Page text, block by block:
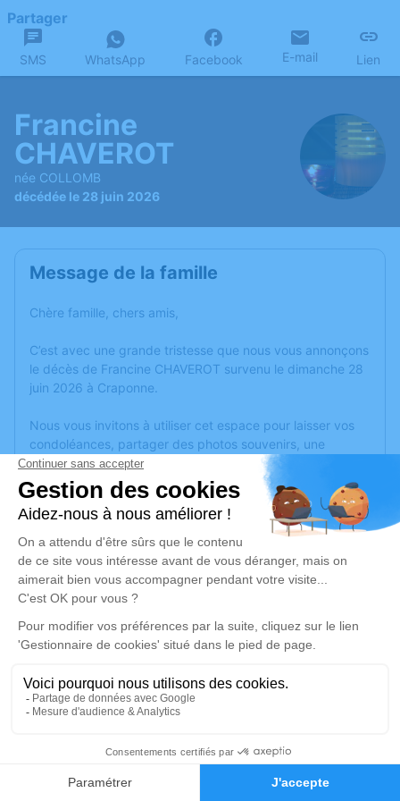
Faire-part Hommages
Partager
SMS WhatsApp Facebook E-mail Lien
Francine
CHAVEROT
née COLLOMB
décédée le 28 juin 2026
Message de la famille
Chère famille, chers amis,
C’est avec une grande tristesse que nous vous annonçons
le décès de Francine CHAVEROT survenu le dimanche 28
juin 2026 à Craponne.
Nous vous invitons à utiliser cet espace pour laisser vos
condoléances, partager des photos souvenirs, une
anecdote ou exprimer vos pensées à travers des poèmes
ou des textes. Cet endroit est un lieu d'expression dédié à
honorer la mémoire de Francine CHAVEROT.
Un service de plantation d’arbre hommage estdisponible
ici.
samedi 04 juillet 2026 à 09h00
Eglise Saint Fortunat 4 impasse St Fortuna
Je rends hommage